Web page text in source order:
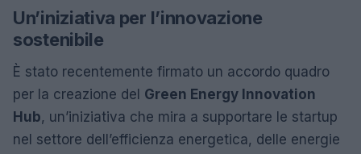
Un’iniziativa per l’innovazione
sostenibile
È stato recentemente firmato un accordo quadro
per la creazione del Green Energy Innovation
Hub, un’iniziativa che mira a supportare le startup
nel settore dell’efficienza energetica, delle energie